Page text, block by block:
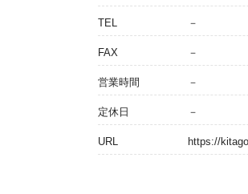
TEL －
FAX －
営業時間 －
定休日 －
URL https://